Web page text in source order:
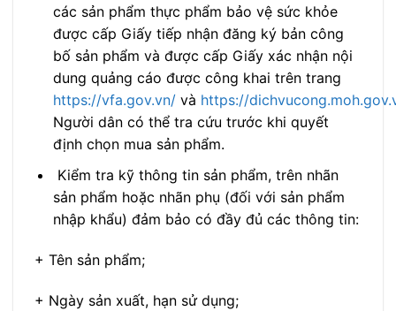
các sản phẩm thực phẩm bảo vệ sức khỏe
được cấp Giấy tiếp nhận đăng ký bản công
bố sản phẩm và được cấp Giấy xác nhận nội
dung quảng cáo được công khai trên trang
https://vfa.gov.vn/và https://
Người dân có thể tra cứu trước khi quyết
định chọn mua sản phẩm.
Kiểm tra kỹ thông tin sản phẩm, trên nhãn
sản phẩm hoặc nhãn phụ (đối với sản phẩm
nhập khẩu) đảm bảo có đầy đủ các thông tin:
+ Tên sản phẩm;
+ Ngày sản xuất, hạn sử dụng;